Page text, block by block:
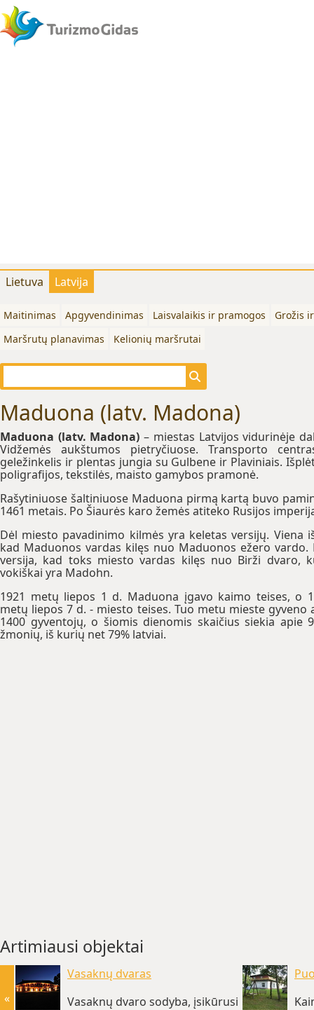
Lietuva Latvija
Maitinimas Apgyvendinimas Laisvalaikis ir pramogos
Grožis
Maršrutų planavimas
Kelionių maršrutai
Maduona (latv. Madona)
Maduona (latv. Madona) – miestas Latvijos vidurinėje
Vidžemės aukštumos pietryčiuose. Transporto
geležinkelis ir plentas jungia su Gulbene ir Plaviniais.
poligrafijos, tekstilės, maisto gamybos pramonė.
Rašytiniuose šaltiniuose Maduona pirmą kartą buvo
1461 metais. Po Šiaurės karo žemės atiteko Rusijos
Dėl miesto pavadinimo kilmės yra keletas versijų. Viena
kad Maduonos vardas kilęs nuo Maduonos ežero vardo.
versija, kad toks miesto vardas kilęs nuo Birži dvaro,
vokiškai yra Madohn.
1921 metų liepos 1 d. Maduona įgavo kaimo teises, o
metų liepos 7 d. - miesto teises. Tuo metu mieste gyveno
1400 gyventojų, o šiomis dienomis skaičius siekia apie
žmonių, iš kurių net 79% latviai.
Artimiausi objektai
Vasaknų dvaras
Vasaknų dvaro sodyba, įsikūrusi
«